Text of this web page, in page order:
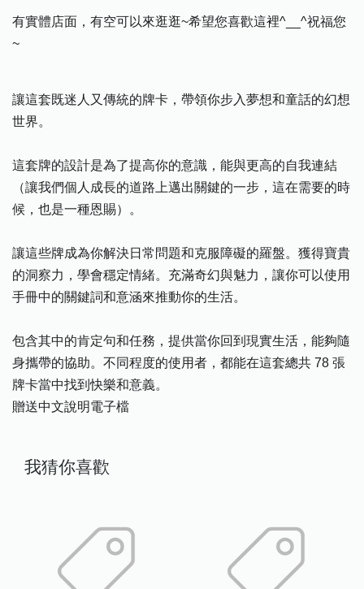
有實體店面，有空可以來逛逛~希望您喜歡這裡^__^祝福您
~
讓這套既迷人又傳統的牌卡，帶領你步入夢想和童話的幻想
世界。
這套牌的設計是為了提高你的意識，能與更高的自我連結
（讓我們個人成長的道路上邁出關鍵的一步，這在需要的時
候，也是一種恩賜）。
讓這些牌成為你解決日常問題和克服障礙的羅盤。獲得寶貴
的洞察力，學會穩定情緒。充滿奇幻與魅力，讓你可以使用
手冊中的關鍵詞和意涵來推動你的生活。
包含其中的肯定句和任務，提供當你回到現實生活，能夠隨
身攜帶的協助。不同程度的使用者，都能在這套總共 78 張
牌卡當中找到快樂和意義。
贈送中文說明電子檔
我猜你喜歡